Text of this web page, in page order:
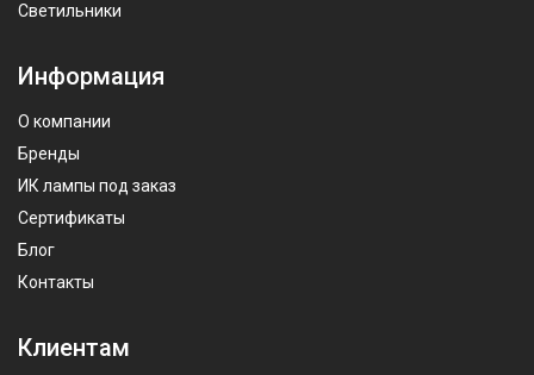
Светильники
Информация
О компании
Бренды
ИК лампы под заказ
Сертификаты
Блог
Контакты
Клиентам